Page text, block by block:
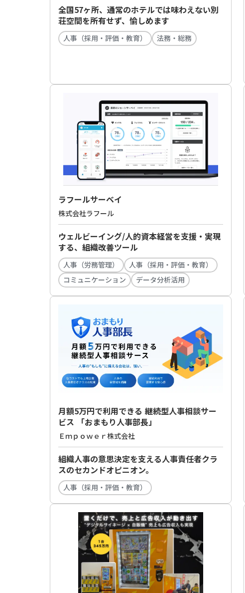
全国57ヶ所、通常のホテルでは味わえない別
荘空間を所有せず、愉しめます
人事（採用・評価・教育） 法務・総務
ラフールサーベイ
株式会社ラフール
ウェルビーイング/人的資本経営を支援・実現
する、組織改善ツール
人事（労務管理）
人事（採用・評価・教育）
コミュニケーション
データ分析活用
月額5万円で利用できる 継続型人事相談サー
ビス 「おまもり人事部長」
Ｅｍｐｏｗｅｒ株式会社
組織人事の意思決定を支える人事責任者クラ
スのセカンドオピニオン。
人事（採用・評価・教育）